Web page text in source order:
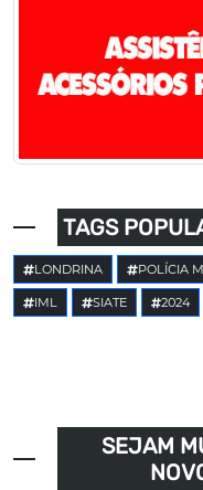
TAGS
LONDRINA POLÍCIA
IML SIATE 2024
SEJAM